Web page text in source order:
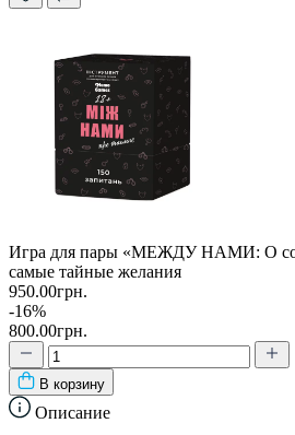
Игра для пары «МЕЖДУ НАМИ: О
самые тайные желания
950.00грн.
-16%
800.00грн.
В корзину
Описание